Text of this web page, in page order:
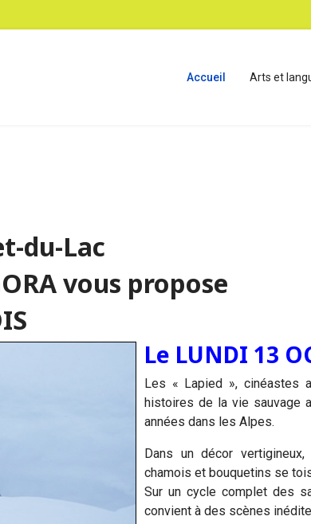
Accueil Arts et
du-Lac
vous propose
Le LUNDI 13
Les « Lapied », cinéastes
histoires de la vie sauvage
années dans les Alpes.
Dans un décor
chamois et bouquetins se
Sur un cycle complet des
convient à des scènes